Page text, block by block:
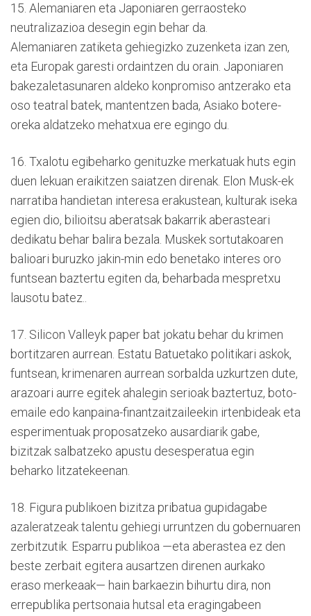
15. Alemaniaren eta Japoniaren gerraosteko
neutralizazioa desegin egin behar da.
Alemaniaren zatiketa gehiegizko zuzenketa izan zen,
eta Europak garesti ordaintzen du orain. Japoniaren
bakezaletasunaren aldeko konpromiso antzerako eta
oso teatral batek, mantentzen bada, Asiako botere-
oreka aldatzeko mehatxua ere egingo du.
16. Txalotu egibeharko genituzke merkatuak huts egin
duen lekuan eraikitzen saiatzen direnak. Elon Musk-ek
narratiba handietan interesa erakustean, kulturak iseka
egien dio, bilioitsu aberatsak bakarrik aberasteari
dedikatu behar balira bezala. Muskek sortutakoaren
balioari buruzko jakin-min edo benetako interes oro
funtsean baztertu egiten da, beharbada mespretxu
lausotu batez..
17. Silicon Valleyk paper bat jokatu behar du krimen
bortitzaren aurrean. Estatu Batuetako politikari askok,
funtsean, krimenaren aurrean sorbalda uzkurtzen dute,
arazoari aurre egitek ahalegin serioak baztertuz, boto-
emaile edo kanpaina-finantzaitzaileekin irtenbideak eta
esperimentuak proposatzeko ausardiarik gabe,
bizitzak salbatzeko apustu desesperatua egin
beharko litzatekeenan.
18. Figura publikoen bizitza pribatua gupidagabe
azaleratzeak talentu gehiegi urruntzen du gobernuaren
zerbitzutik. Esparru publikoa —eta aberastea ez den
beste zerbait egitera ausartzen direnen aurkako
eraso merkeaak— hain barkaezin bihurtu dira, non
errepublika pertsonaia hutsal eta eragingabeen